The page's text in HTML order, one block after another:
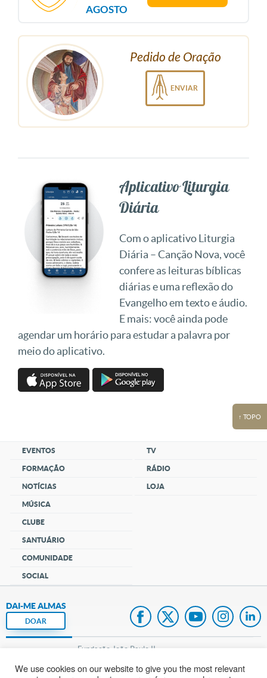
AGOSTO
Pedido de Oração
ENVIAR
Aplicativo Liturgia
Diária
Com o aplicativo Liturgia
Diária – Canção Nova, você
confere as leituras bíblicas
diárias e uma reflexão do
Evangelho em texto e áudio.
E mais: você ainda pode
agendar um horário para estudar a palavra por
meio do aplicativo.
↑ TOPO
EVENTOS
FORMAÇÃO
NOTÍCIAS
MÚSICA
CLUBE
SANTUÁRIO
COMUNIDADE
SOCIAL
TV
RÁDIO
LOJA
DAI-ME ALMAS
DOAR
Fundação João Paulo II
Pedido de Oração
We use cookies on our website to give you the most relevant